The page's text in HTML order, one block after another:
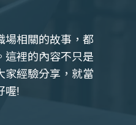
場相關的故事，都
這裡的內容不只是
家經驗分享，就當
喔!